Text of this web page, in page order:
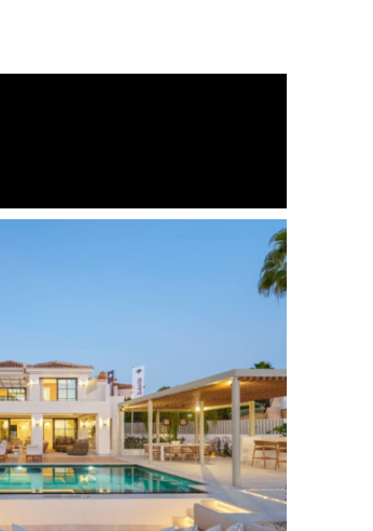
Komplett eingerichtete Küche
Play room
Sicherheitseingang
Fernsehzimmer
Urbanization